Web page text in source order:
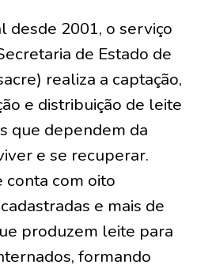
desde 2001, o serviço
de Estado de
realiza a captação,
e distribuição de leite
que dependem da
e se recuperar.
com oito
e mais de
produzem leite para
formando